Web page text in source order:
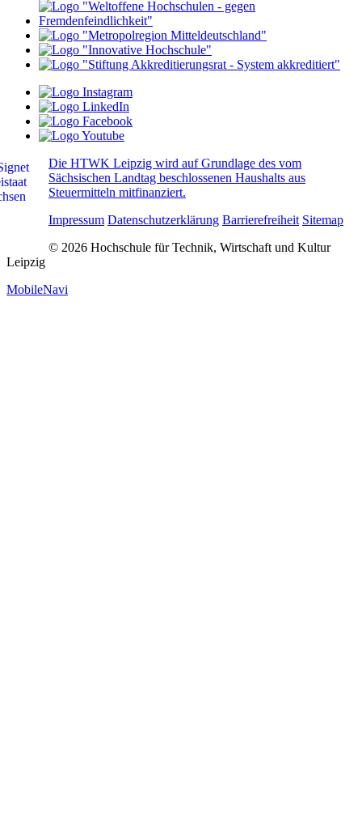
Die HTWK Leipzig wird auf Grundlage des vom
Sächsischen Landtag beschlossenen Haushalts aus
Steuermitteln mitfinanziert.
Impressum Datenschutzerklärung Barrierefreiheit Sitemap
© 2026 Hochschule für Technik, Wirtschaft und Kultur
Leipzig
MobileNavi